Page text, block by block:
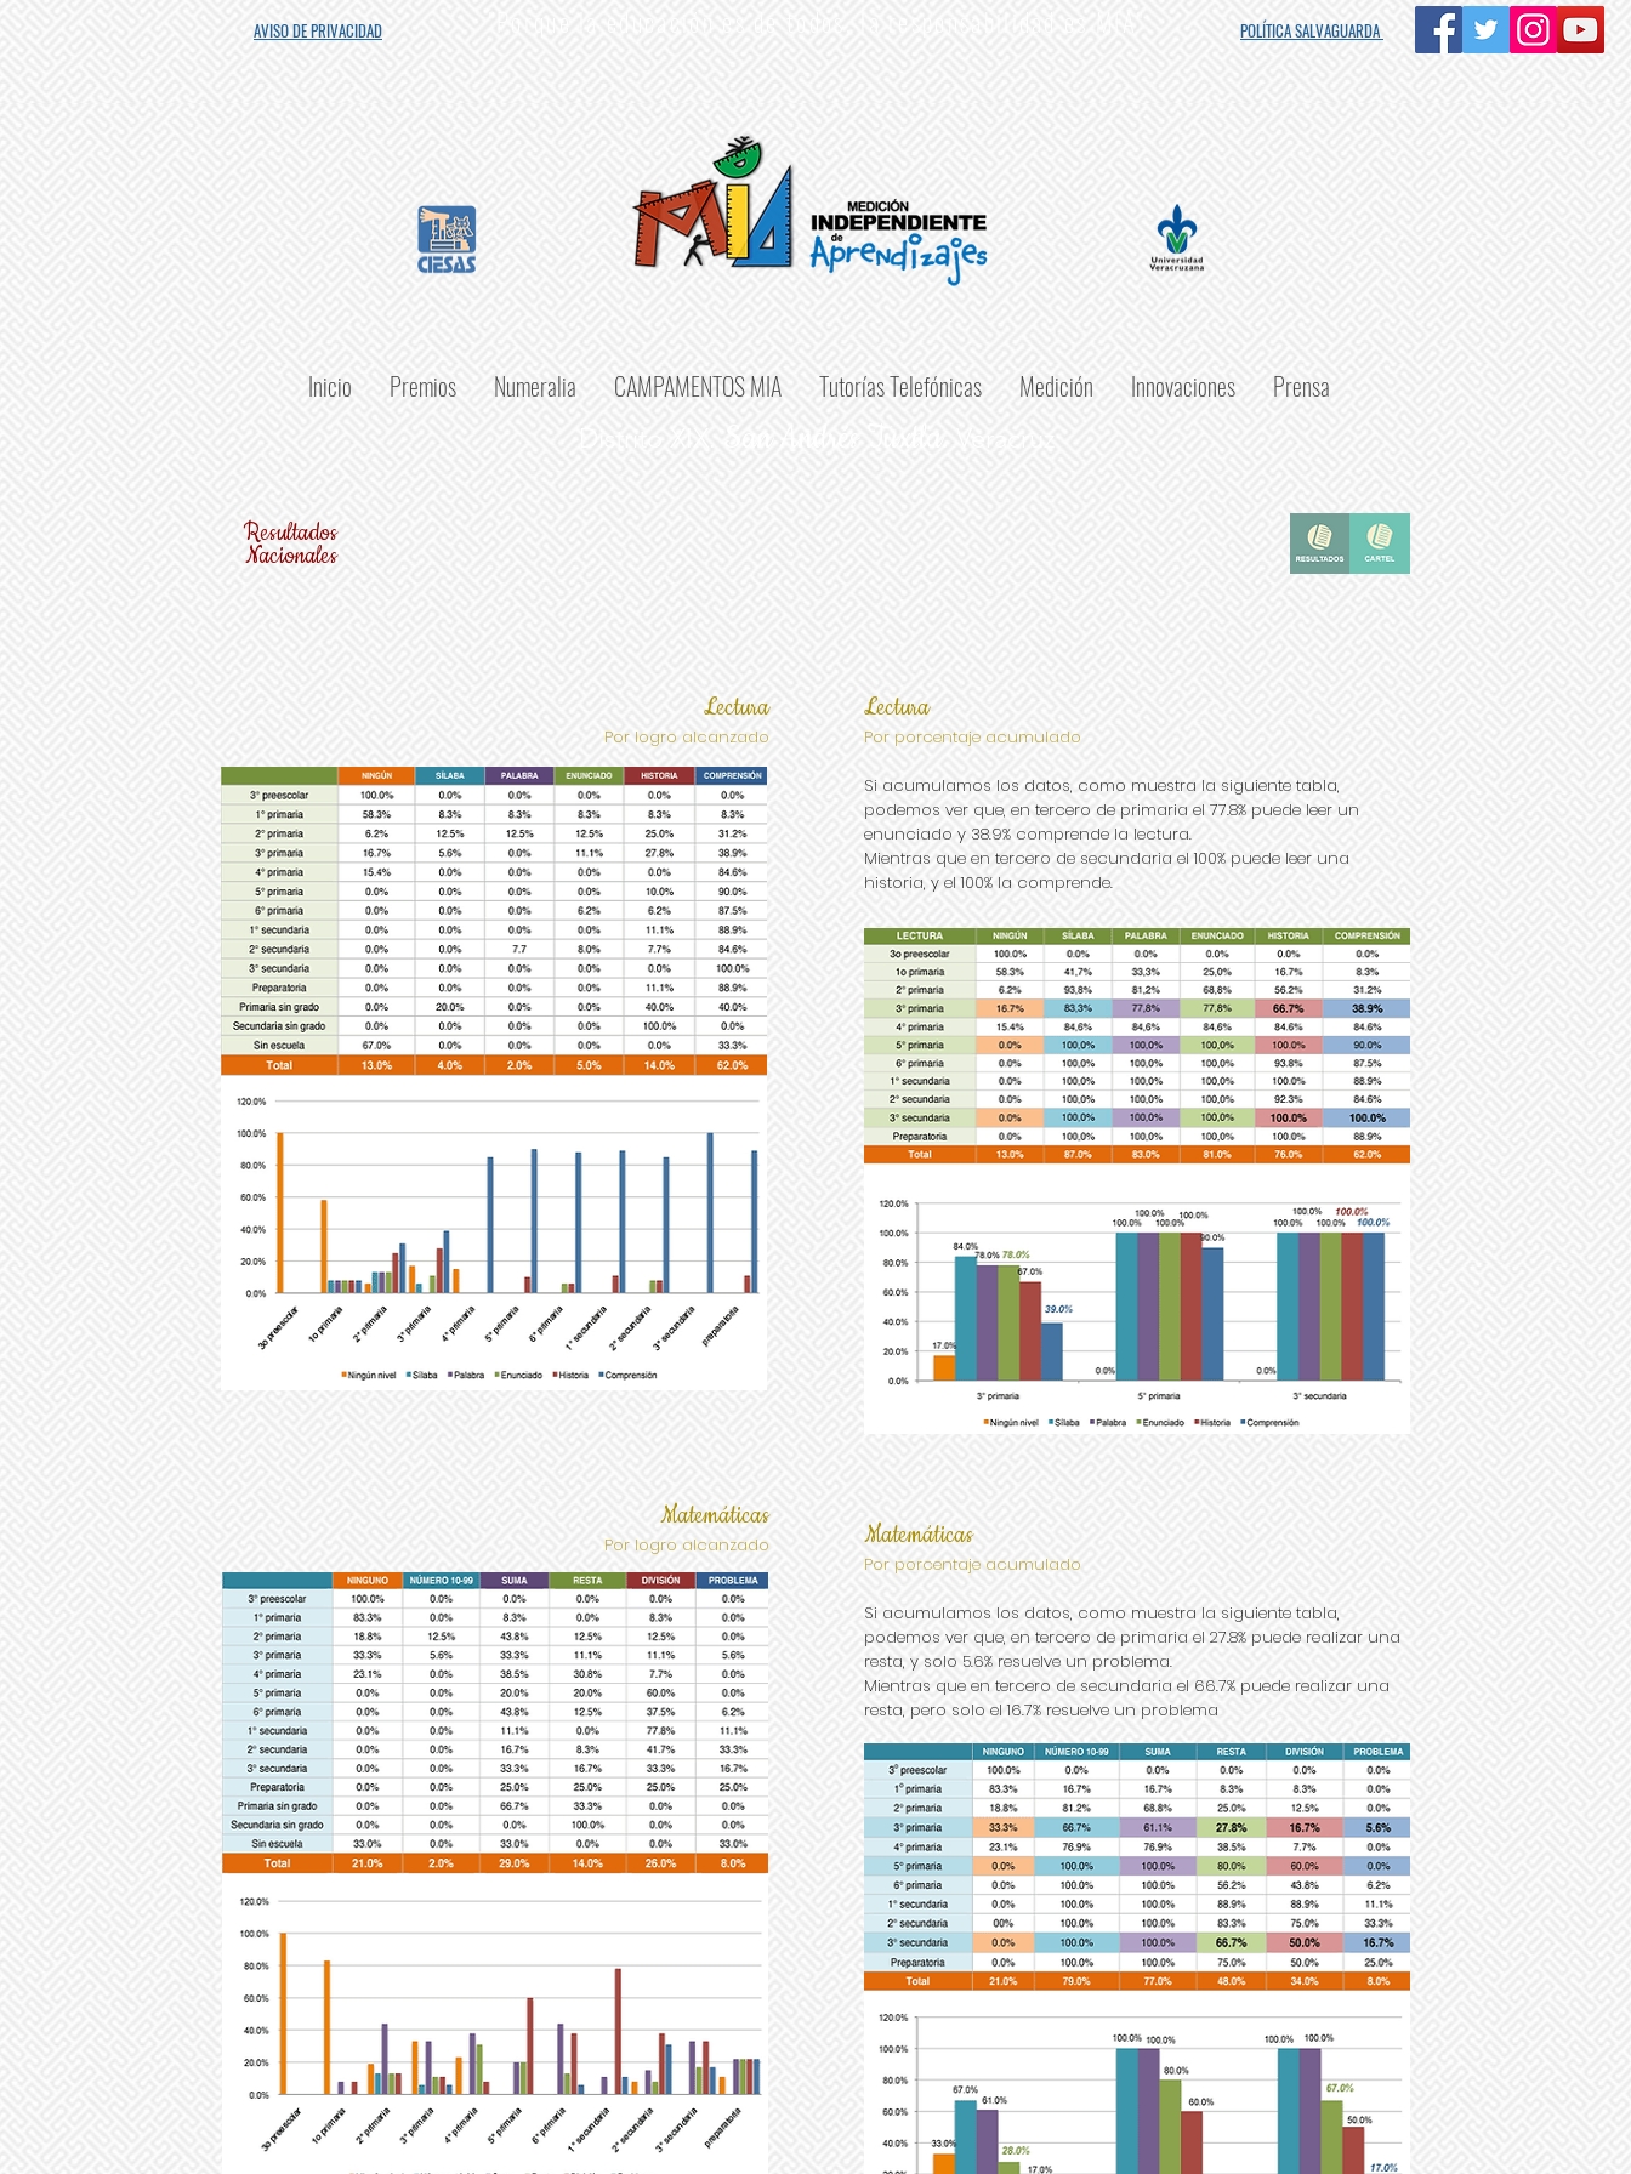
AVISO DE PRIVACIDAD POLÍTICA SALVAGUARDA
Inicio Premios Numeralia CAMPAMENTOS MIA Tutorías Telefónicas Medición Innovaciones Prensa
Resultados
Nacionales
Lectura
Por logro alcanzado
Lectura
Por porcentaje acumulado
Si acumulamos los datos, como muestra la siguiente tabla,
podemos ver que, en tercero de primaria el 77.8% puede leer un
enunciado y 38.9% comprende la lectura.
Mientras que en tercero de secundaria el 100% puede leer una
historia, y el 100% la comprende.
Matemáticas
Por logro alcanzado Matemáticas
Por porcentaje acumulado
Si acumulamos los datos, como muestra la siguiente tabla,
podemos ver que, en tercero de primaria el 27.8% puede realizar una
resta, y solo 5.6% resuelve un problema.
Mientras que en tercero de secundaria el 66.7% puede realizar una
resta, pero solo el 16.7% resuelve un problema